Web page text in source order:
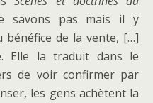
savons pas mais il y
bénéfice de la vente, […]
Elle la traduit dans le
de voir confirmer par
les gens achètent la